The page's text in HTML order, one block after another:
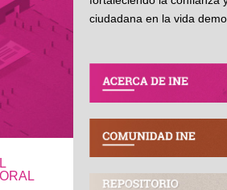
ciudadana en la vida